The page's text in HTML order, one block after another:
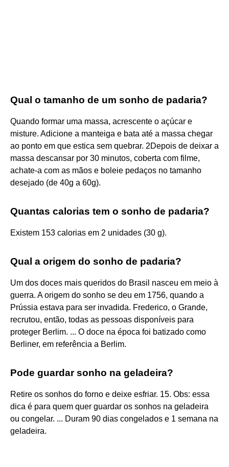
Qual o tamanho de um sonho de padaria?
Quando formar uma massa, acrescente o açúcar e
misture. Adicione a manteiga e bata até a massa chegar
ao ponto em que estica sem quebrar. 2Depois de deixar a
massa descansar por 30 minutos, coberta com filme,
achate-a com as mãos e boleie pedaços no tamanho
desejado (de 40g a 60g).
Quantas calorias tem o sonho de padaria?
Existem 153 calorias em 2 unidades (30 g).
Qual a origem do sonho de padaria?
Um dos doces mais queridos do Brasil nasceu em meio à
guerra. A origem do sonho se deu em 1756, quando a
Prússia estava para ser invadida. Frederico, o Grande,
recrutou, então, todas as pessoas disponíveis para
proteger Berlim. ... O doce na época foi batizado como
Berliner, em referência a Berlim.
Pode guardar sonho na geladeira?
Retire os sonhos do forno e deixe esfriar. 15. Obs: essa
dica é para quem quer guardar os sonhos na geladeira
ou congelar. ... Duram 90 dias congelados e 1 semana na
geladeira.